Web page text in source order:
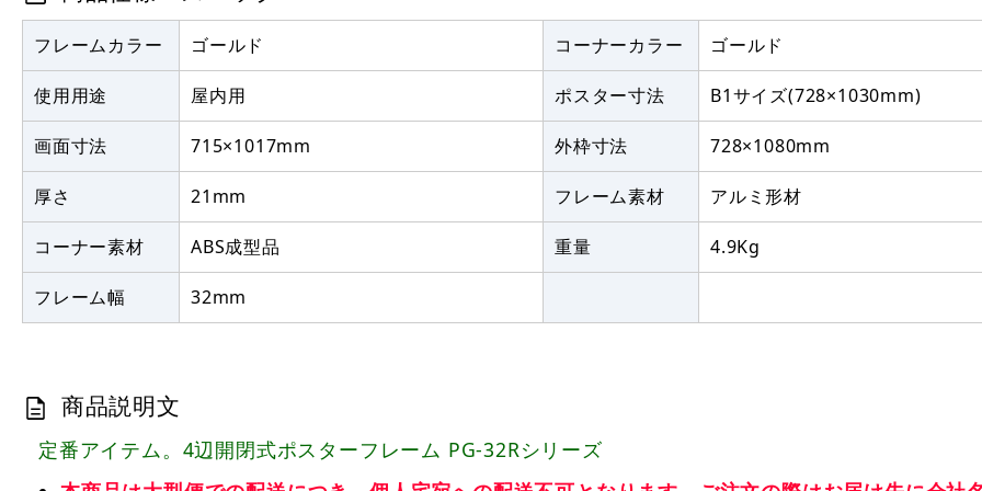
フレームカラー ゴールド コーナーカラー ゴールド
使用用途 屋内用 ポスター寸法 B1サイズ(728×1030mm)
画面寸法 715×1017mm 外枠寸法 728×1080mm
厚さ 21mm フレーム素材 アルミ形材
コーナー素材 ABS成型品 重量 4.9Kg
フレーム幅 32mm
商品説明文
定番アイテム。4辺開閉式ポスターフレーム PG-32Rシリーズ